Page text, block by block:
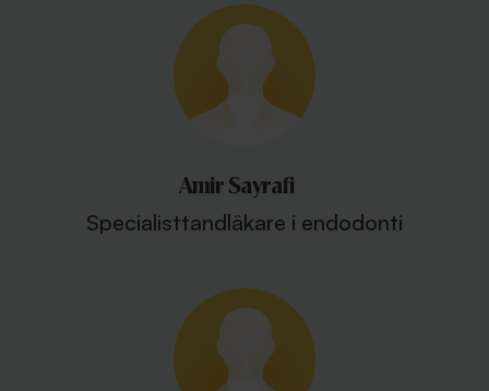
Amir Sayrafi
Specialisttandläkare i endodonti